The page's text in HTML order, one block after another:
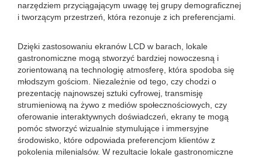
narzędziem przyciągającym uwagę tej grupy demograficznej
i tworzącym przestrzeń, która rezonuje z ich preferencjami.
Dzięki zastosowaniu ekranów LCD w barach, lokale
gastronomiczne mogą stworzyć bardziej nowoczesną i
zorientowaną na technologię atmosferę, która spodoba się
młodszym gościom. Niezależnie od tego, czy chodzi o
prezentację najnowszej sztuki cyfrowej, transmisję
strumieniową na żywo z mediów społecznościowych, czy
oferowanie interaktywnych doświadczeń, ekrany te mogą
pomóc stworzyć wizualnie stymulujące i immersyjne
środowisko, które odpowiada preferencjom klientów z
pokolenia milenialsów. W rezultacie lokale gastronomiczne